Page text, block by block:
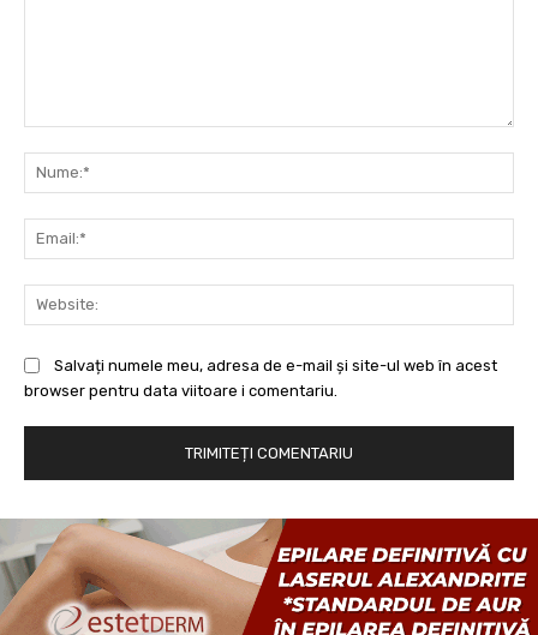
Salvați numele meu, adresa de e-mail și site-ul web în acest
browser pentru data viitoare i comentariu.